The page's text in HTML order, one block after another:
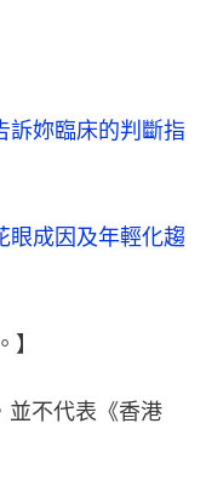
訴妳臨床的判斷指
眼成因及年輕化趨
】
並不代表《香港